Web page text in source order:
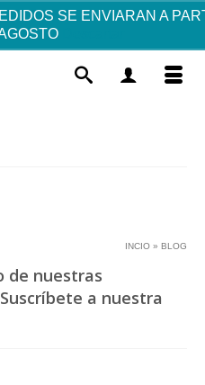
SE ENVIARAN A
INCIO » BLOG
de nuestras
a nuestra
4.66 €